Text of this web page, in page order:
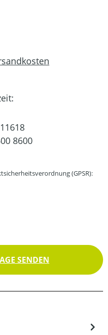
8600
(GPSR):
SENDEN